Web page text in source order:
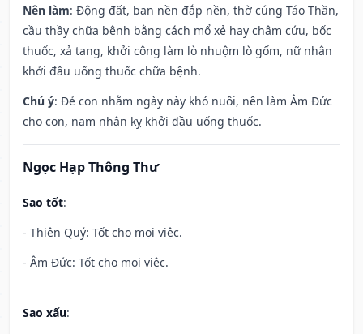
Nên làm: Động đất, ban nền đắp nền, thờ cúng Táo Thần,
cầu thầy chữa bệnh bằng cách mổ xẻ hay châm cứu, bốc
thuốc, xả tang, khởi công làm lò nhuộm lò gốm, nữ nhân
khởi đầu uống thuốc chữa bệnh.
Chú ý: Đẻ con nhằm ngày này khó nuôi, nên làm Âm Đức
cho con, nam nhân kỵ khởi đầu uống thuốc.
Ngọc Hạp Thông Thư
Sao tốt:
- Thiên Quý: Tốt cho mọi việc.
- Âm Đức: Tốt cho mọi việc.
Sao xấu: